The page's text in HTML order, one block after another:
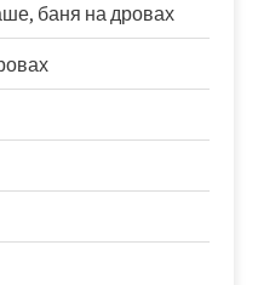
баня на дровах